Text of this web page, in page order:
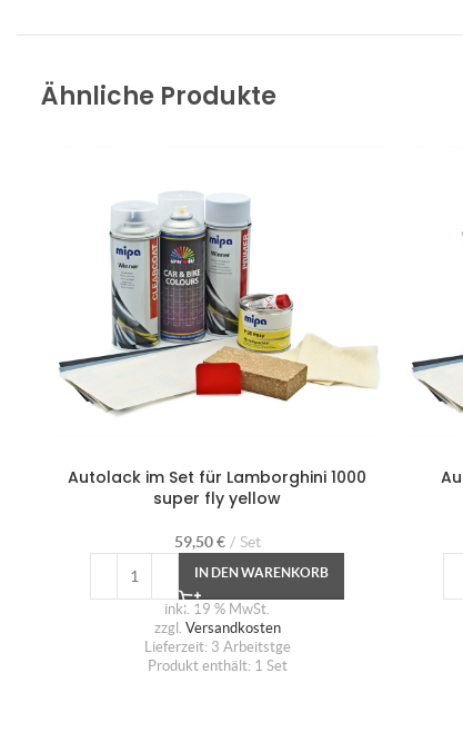
Ähnliche Produkte
Autolack im Set für Lamborghini 1000
super fly yellow
59,50€ Set
IN DEN WARENKORB
inkl. 19 % MwSt.
zzgl. Versandkosten
Lieferzeit: 3 Arbeitstge
Produkt enthält: 1 Set